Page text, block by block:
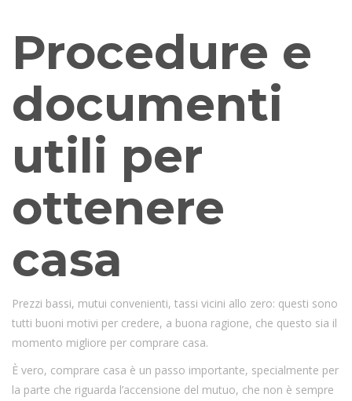
Procedure e
documenti
utili per
ottenere
casa
Prezzi bassi, mutui convenienti, tassi vicini allo zero: questi sono
tutti buoni motivi per credere, a buona ragione, che questo sia il
momento migliore per comprare casa.
È vero, comprare casa è un passo importante, specialmente per
la parte che riguarda l’accensione del mutuo, che non è sempre